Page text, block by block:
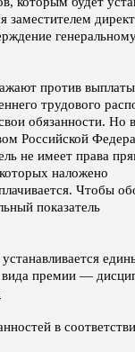
заместителем
против
трудового
обязанности. Но в
Российской
не имеет права
наложено
Чтобы
показатель
вида премии —
в